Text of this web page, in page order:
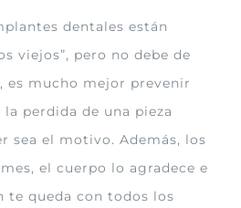
dentales están
viejos”, pero no debe de
es mucho mejor prevenir
perdida de una pieza
sea el motivo. Además, los
el cuerpo lo agradece e
te queda con todos los